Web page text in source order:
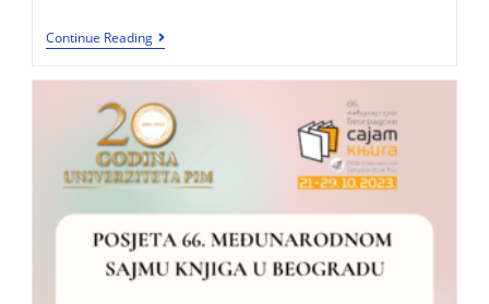
Continue Reading